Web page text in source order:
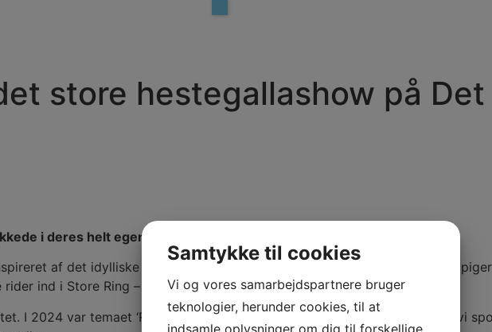
store hestegallashow på Det
i deres helt egen fortolkning af temaet, som i år er ‘Morten Korch’.
af det idylliske danske landliv, som kunne være: gårdejere, karle og
ind i Store Ring – måske ‘Se & Hør’ også dukker op 😉
I 2024 var temaet ‘Royalt’, og blandt de smukke ryttere og heste kunne vi
Samtykke til cookies
Vi og vores samarbejdspartnere bruger
teknologier, herunder cookies, til at
indsamle oplysninger om dig til forskellige